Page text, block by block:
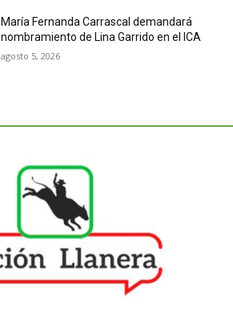
María Fernanda Carrascal demandará
nombramiento de Lina Garrido en el ICA
agosto 5, 2026